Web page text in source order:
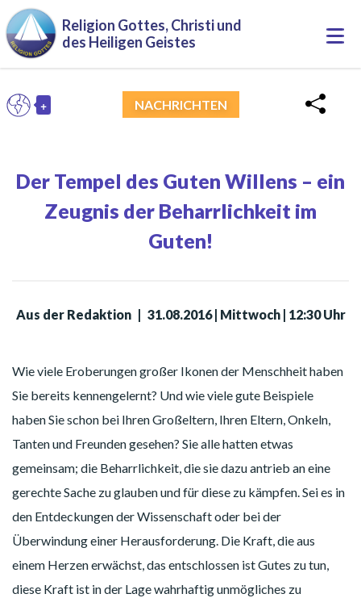
Direkt zum Inhalt
Religion Gottes, Christi und
des Heiligen Geistes
+
Toggle Dropdown
NACHRICHTEN
Der Tempel des Guten Willens – ein
Zeugnis der Beharrlichkeit im
Guten!
Aus der Redaktion | 31.08.2016 | Mittwoch | 12:30 Uhr
Wie viele Eroberungen großer Ikonen der Menschheit haben
Sie bereits kennengelernt? Und wie viele gute Beispiele
haben Sie schon bei Ihren Großeltern, Ihren Eltern, Onkeln,
Tanten und Freunden gesehen? Sie alle hatten etwas
gemeinsam; die Beharrlichkeit, die sie dazu antrieb an eine
gerechte Sache zu glauben und für diese zu kämpfen. Sei es in
den Entdeckungen der Wissenschaft oder bei der
Überwindung einer Herausforderung. Die Kraft, die aus
einem Herzen erwächst, das entschlossen ist Gutes zu tun,
diese Kraft ist in der Lage wahrhaftig unmögliches zu